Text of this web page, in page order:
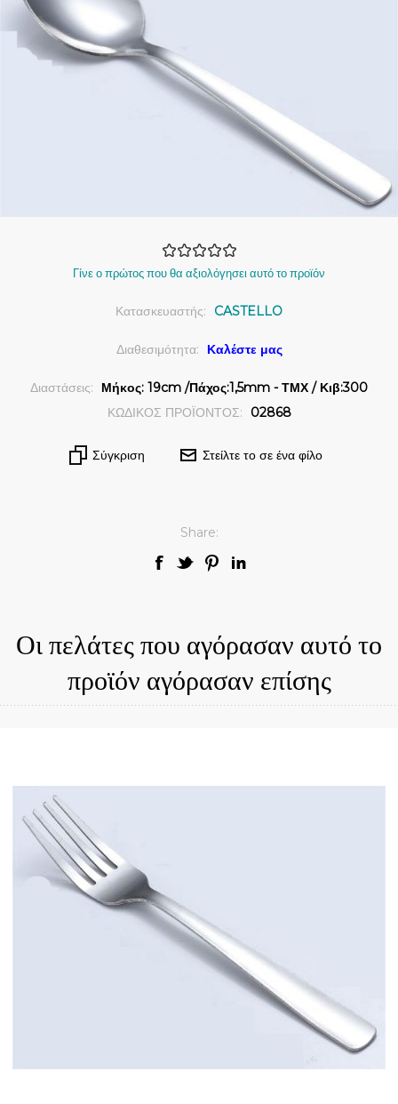
Γίνε ο πρώτος που θα αξιολόγησει αυτό το προϊόν
Κατασκευαστής: CASTELLO
Διαθεσιμότητα: Καλέστε μας
Διαστάσεις:
Μήκος: 19cm /Πάχος:1,5mm - ΤΜΧ / Κιβ:300
ΚΩΔΙΚΟΣ ΠΡΟΪΟΝΤΟΣ:
02868
Σύγκριση Στείλτε το σε ένα φίλο
Share:
Οι πελάτες που αγόρασαν αυτό το
προϊόν αγόρασαν επίσης